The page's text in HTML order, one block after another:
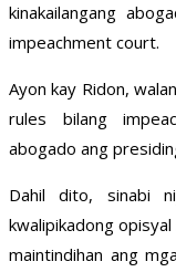
kinakailangang
impeachment court.
Ayon kay Ridon,
rules bilang
abogado ang
Dahil dito, sinabi
kwalipikadong
maintindihan ang